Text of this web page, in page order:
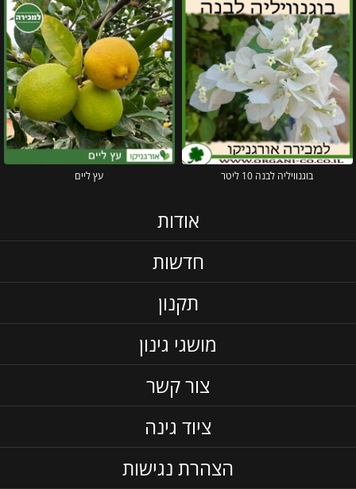
בוגנוויליה לבנה 10 ליטר עץ ליים
אודות
חדשות
תקנון
מושגי גינון
צור קשר
ציוד גינה
הצהרת נגישות